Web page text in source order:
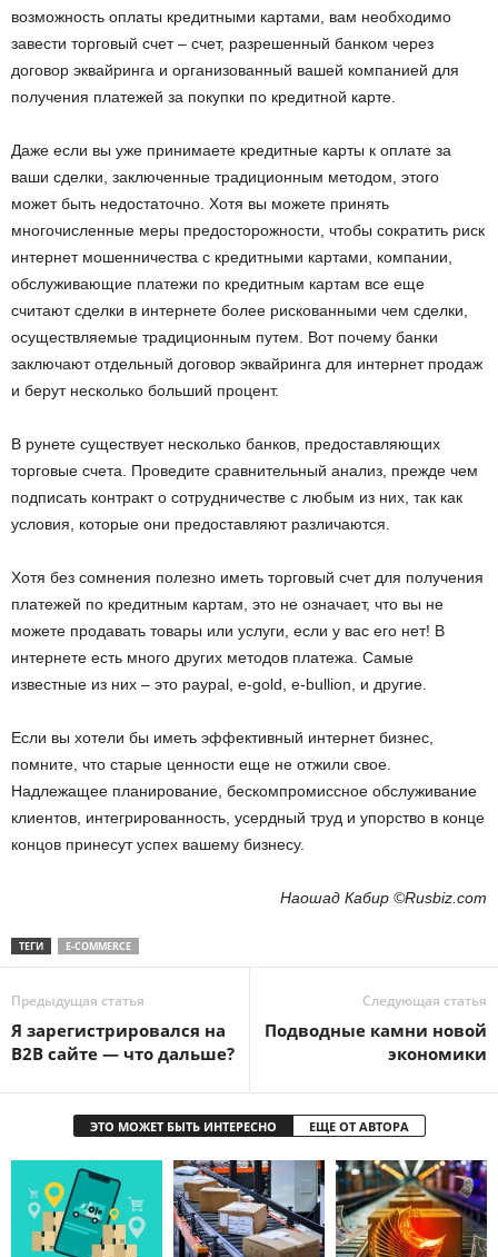
возможность оплаты кредитными картами, вам необходимо
завести торговый счет – счет, разрешенный банком через
договор эквайринга и организованный вашей компанией для
получения платежей за покупки по кредитной карте.
Даже если вы уже принимаете кредитные карты к оплате за
ваши сделки, заключенные традиционным методом, этого
может быть недостаточно. Хотя вы можете принять
многочисленные меры предосторожности, чтобы сократить риск
интернет мошенничества с кредитными картами, компании,
обслуживающие платежи по кредитным картам все еще
считают сделки в интернете более рискованными чем сделки,
осуществляемые традиционным путем. Вот почему банки
заключают отдельный договор эквайринга для интернет продаж
и берут несколько больший процент.
В рунете существует несколько банков, предоставляющих
торговые счета. Проведите сравнительный анализ, прежде чем
подписать контракт о сотрудничестве с любым из них, так как
условия, которые они предоставляют различаются.
Хотя без сомнения полезно иметь торговый счет для получения
платежей по кредитным картам, это не означает, что вы не
можете продавать товары или услуги, если у вас его нет! В
интернете есть много других методов платежа. Самые
известные из них – это paypal, e-gold, e-bullion, и другие.
Если вы хотели бы иметь эффективный интернет бизнес,
помните, что старые ценности еще не отжили свое.
Надлежащее планирование, бескомпромиссное обслуживание
клиентов, интегрированность, усердный труд и упорство в конце
концов принесут успех вашему бизнесу.
Наошад Кабир ©Rusbiz.com
ТЕГИ E-COMMERCE
Предыдущая статья
Я зарегистрировался на
B2B сайте — что дальше?
Следующая статья
Подводные камни новой
экономики
ЭТО МОЖЕТ БЫТЬ ИНТЕРЕСНО ЕЩЕ ОТ АВТОРА